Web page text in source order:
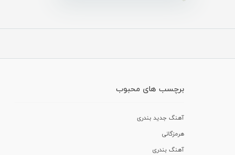
برچسب های محبوب
آهنگ جدید بندری
هرمزگانی
آهنگ بندری